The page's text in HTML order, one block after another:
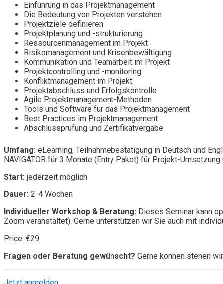
Einführung in das Projektmanagement
Die Bedeutung von Projekten verstehen
Projektziele definieren
Projektplanung und -strukturierung
Ressourcenmanagement im Projekt
Risikomanagement und Krisenbewältigung
Kommunikation und Teamarbeit im Projekt
Projektcontrolling und -monitoring
Konfliktmanagement im Projekt
Projektabschluss und Erfolgskontrolle
Agile Projektmanagement-Methoden
Tools und Software für das Projektmanagement
Best Practices im Projektmanagement
Abschlussprüfung und Zertifikatvergabe
Umfang: eLearning, Teilnahmebestätigung in Deutsch und
NAVIGATOR für 3 Monate (Entry Paket) für Projekt-
Start: jederzeit möglich
Dauer: 2-4 Wochen
Individueller Workshop & Beratung: Dieses Seminar kann
Zoom veranstaltet). Gerne unterstützen wir Sie auch mit
Price: €29
Fragen oder Beratung gewünscht? Gerne können stehen